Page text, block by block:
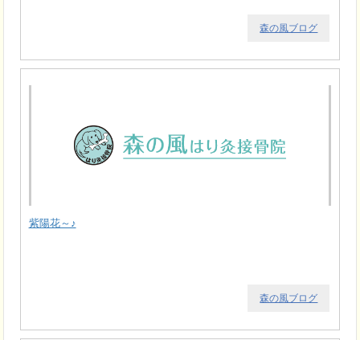
森の風ブログ
紫陽花～♪
森の風ブログ